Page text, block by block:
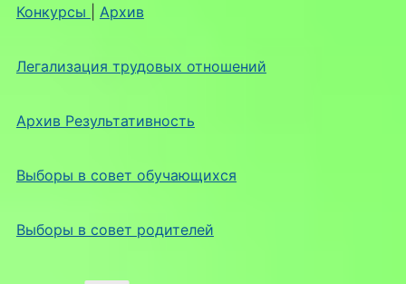
Конкурсы Архив
Легализация трудовых отношений
Архив Результативность
Выборы в совет обучающихся
Выборы в совет родителей